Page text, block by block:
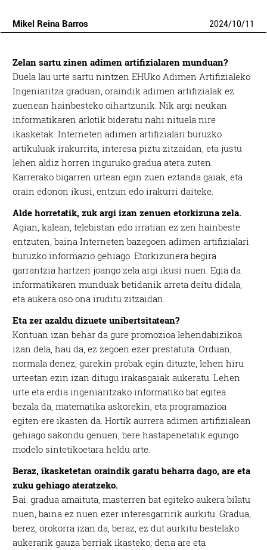
Mikel Reina Barros 2024/10/11
Zelan sartu zinen adimen artifizialaren munduan?
Duela lau urte sartu nintzen EHUko Adimen Artifizialeko
Ingeniaritza graduan, oraindik adimen artifizialak ez
zuenean hainbesteko oihartzunik. Nik argi neukan
informatikaren arlotik bideratu nahi nituela nire
ikasketak. Interneten adimen artifizialari buruzko
artikuluak irakurrita, interesa piztu zitzaidan, eta justu
lehen aldiz horren inguruko gradua atera zuten.
Karrerako bigarren urtean egin zuen eztanda gaiak, eta
orain edonon ikusi, entzun edo irakurri daiteke.
Alde horretatik, zuk argi izan zenuen etorkizuna zela.
Agian, kalean, telebistan edo irratian ez zen hainbeste
entzuten, baina Interneten bazegoen adimen artifizialari
buruzko informazio gehiago. Etorkizunera begira
garrantzia hartzen joango zela argi ikusi nuen. Egia da
informatikaren munduak betidanik arreta deitu didala,
eta aukera oso ona iruditu zitzaidan.
Eta zer azaldu dizuete unibertsitatean?
Kontuan izan behar da gure promozioa lehendabizikoa
izan dela, hau da, ez zegoen ezer prestatuta. Orduan,
normala denez, gurekin probak egin dituzte, lehen hiru
urteetan ezin izan ditugu irakasgaiak aukeratu. Lehen
urte eta erdia ingeniaritzako informatiko bat egitea
bezala da, matematika askorekin, eta programazioa
egiten ere ikasten da. Hortik aurrera adimen artifizialean
gehiago sakondu genuen, bere hastapenetatik egungo
modelo sintetikoetara heldu arte.
Beraz, ikasketetan oraindik garatu beharra dago, are eta
zuku gehiago ateratzeko.
Bai. gradua amaituta, masterren bat egiteko aukera bilatu
nuen, baina ez nuen ezer interesgarririk aurkitu. Gradua,
berez, orokorra izan da, beraz, ez dut aurkitu bestelako
aukerarik gauza berriak ikasteko, dena are eta